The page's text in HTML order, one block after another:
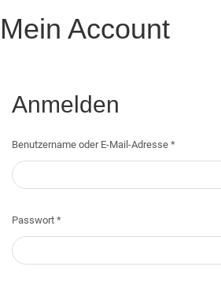
Mein Account
Anmelden
Benutzername oder E-Mail-Adresse *Erforderlich
Passwort *Erforderlich